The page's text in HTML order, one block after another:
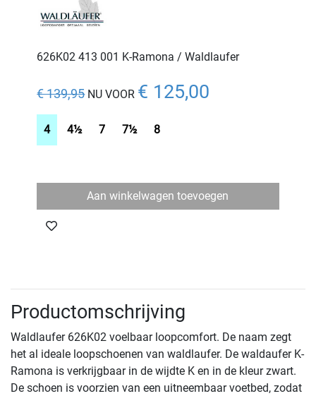
626K02 413 001 K-Ramona / Waldlaufer
€ 139,95 NU VOOR € 125,00
4 4½ 7 7½ 8
Aan winkelwagen toevoegen
Productomschrijving
Waldlaufer 626K02 voelbaar loopcomfort. De naam zegt
het al ideale loopschoenen van waldlaufer. De waldaufer K-
Ramona is verkrijgbaar in de wijdte K en in de kleur zwart.
De schoen is voorzien van een uitneembaar voetbed, zodat